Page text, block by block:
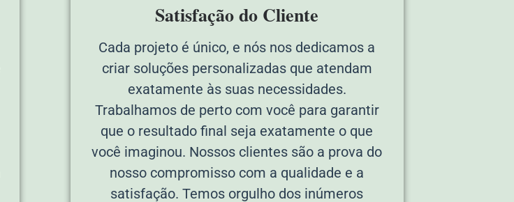
Satisfação do Cliente
Cada projeto é único, e nós nos dedicamos a
criar soluções personalizadas que atendam
exatamente às suas necessidades.
Trabalhamos de perto com você para garantir
que o resultado final seja exatamente o que
você imaginou. Nossos clientes são a prova do
nosso compromisso com a qualidade e a
satisfação. Temos orgulho dos inúmeros